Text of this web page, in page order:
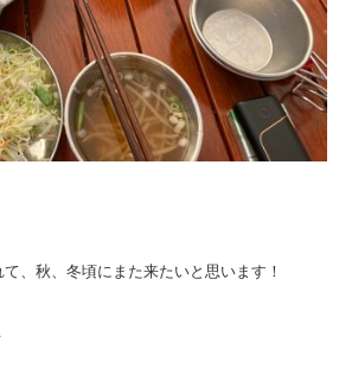
、秋、冬頃にまた来たいと思います！